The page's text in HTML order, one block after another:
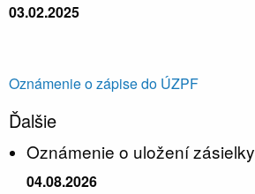
03.02.2025
Oznámenie o zápise do ÚZPF
Ďalšie
Oznámenie o uložení zásielky
04.08.2026